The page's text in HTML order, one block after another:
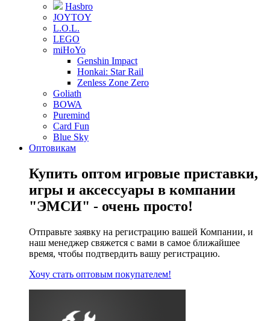
Hasbro
JOYTOY
L.O.L.
LEGO
miHoYo
Genshin Impact
Honkai: Star Rail
Zenless Zone Zero
Goliath
BOWA
Puremind
Card Fun
Blue Sky
Оптовикам
Купить оптом игровые приставки,
игры и аксессуары в компании
"ЭМСИ" - очень просто!
Отправьте заявку на регистрацию вашей Компании, и
наш менеджер свяжется с вами в самое ближайшее
время, чтобы подтвердить вашу регистрацию.
Хочу стать оптовым покупателем!